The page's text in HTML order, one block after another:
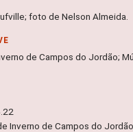
foto de Nelson Almeida.
de Campos do Jordão;
Inverno de Campos do Jordão